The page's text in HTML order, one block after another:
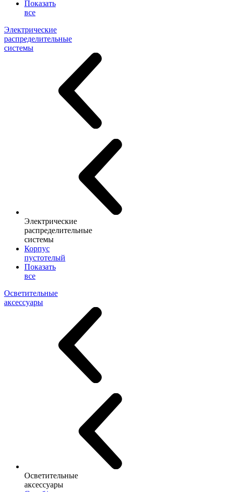
Показать
все
Электрические
распределительные
системы
Электрические
распределительные
системы
Корпус
пустотелый
Показать
все
Осветительные
аксессуары
Осветительные
аксессуары